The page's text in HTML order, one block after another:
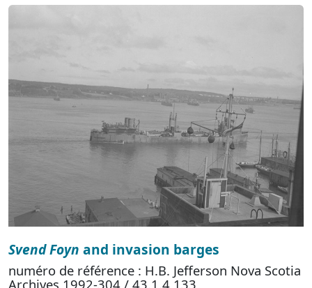
Svend Foyn and invasion barges
numéro de référence : H.B. Jefferson Nova Scotia
Archives 1992-304 / 43.1.4 133